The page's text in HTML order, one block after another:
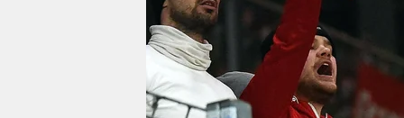
verlag
verlag
veranstaltungen